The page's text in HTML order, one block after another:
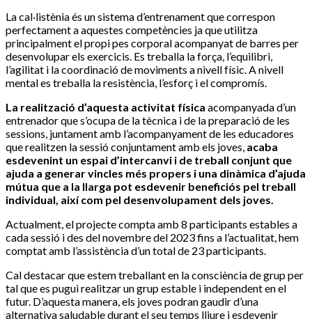
La cal·listènia és un sistema d’entrenament que correspon
perfectament a aquestes competències ja que utilitza
principalment el propi pes corporal acompanyat de barres per
desenvolupar els exercicis. Es treballa la força, l’equilibri,
l’agilitat i la coordinació de moviments a nivell físic. A nivell
mental es treballa la resistència, l’esforç i el compromís.
La realització d’aquesta activitat física acompanyada d’un
entrenador que s’ocupa de la tècnica i de la preparació de les
sessions, juntament amb l’acompanyament de les educadores
que realitzen la sessió conjuntament amb els joves, acaba
esdevenint un espai d’intercanvi i de treball conjunt que
ajuda a generar vincles més propers i una dinàmica d’ajuda
mútua que a la llarga pot esdevenir beneficiós pel treball
individual, així com pel desenvolupament dels joves.
Actualment, el projecte compta amb 8 participants estables a
cada sessió i des del novembre del 2023 fins a l’actualitat, hem
comptat amb l’assistència d’un total de 23 participants.
Cal destacar que estem treballant en la consciència de grup per
tal que es pugui realitzar un grup estable i independent en el
futur. D’aquesta manera, els joves podran gaudir d’una
alternativa saludable durant el seu temps lliure i esdevenir